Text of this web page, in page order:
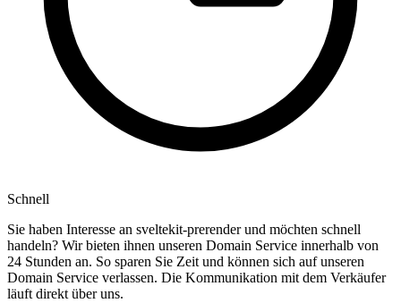
Schnell
Sie haben Interesse an sveltekit-prerender und möchten schnell
handeln? Wir bieten ihnen unseren Domain Service innerhalb von
24 Stunden an. So sparen Sie Zeit und können sich auf unseren
Domain Service verlassen. Die Kommunikation mit dem Verkäufer
läuft direkt über uns.